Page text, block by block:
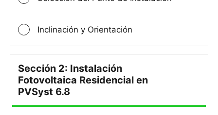
Inclinación y Orientación
Sección 2: Instalación
Fotovoltaica Residencial en
PVSyst 6.8